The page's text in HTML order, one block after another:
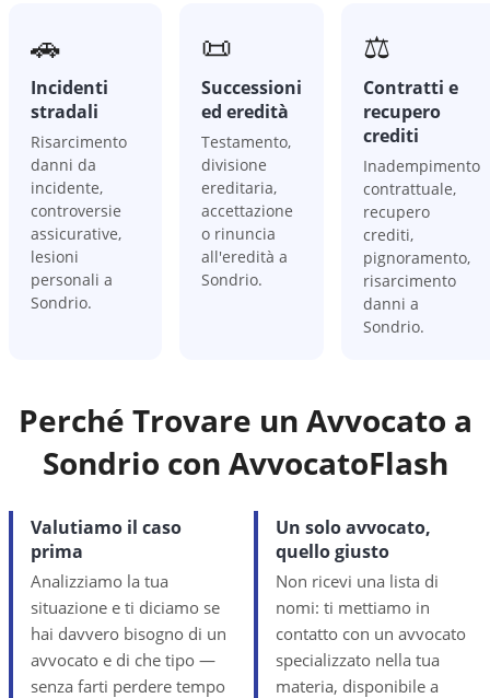
🚗
Incidenti
stradali
Risarcimento
danni da
incidente,
controversie
assicurative,
lesioni
personali a
Sondrio.
📜
Successioni
ed eredità
Testamento,
divisione
ereditaria,
accettazione
o rinuncia
all'eredità a
Sondrio.
⚖️
Contratti e
recupero
crediti
Inadempimento
contrattuale,
recupero
crediti,
pignoramento,
risarcimento
danni a
Sondrio.
Perché Trovare un Avvocato a
Sondrio con AvvocatoFlash
Valutiamo il caso
prima
Analizziamo la tua
situazione e ti diciamo se
hai davvero bisogno di un
avvocato e di che tipo —
senza farti perdere tempo
Un solo avvocato,
quello giusto
Non ricevi una lista di
nomi: ti mettiamo in
contatto con un avvocato
specializzato nella tua
materia, disponibile a